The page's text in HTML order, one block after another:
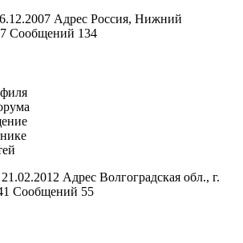
Адрес Россия, Нижний
Сообщений 134
Адрес Волгоградская обл., г.
Сообщений 55